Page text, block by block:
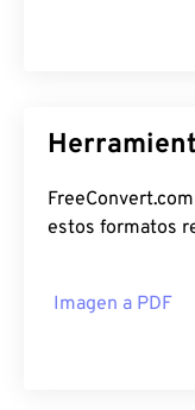
estos formatos
Imagen a PDF